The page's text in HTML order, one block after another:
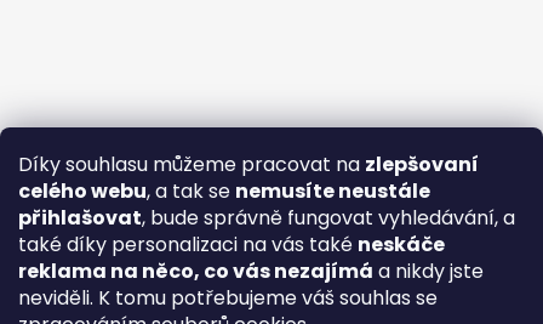
Díky souhlasu můžeme pracovat na zlepšovaní
celého webu, a tak se nemusíte neustále
přihlašovat, bude správně fungovat vyhledávání, a
také díky personalizaci na vás také neskáče
reklama na něco, co vás nezajímá a nikdy jste
neviděli. K tomu potřebujeme váš souhlas se